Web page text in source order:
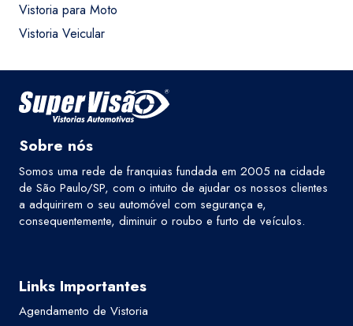
Vistoria para Moto
Vistoria Veicular
Sobre nós
Somos uma rede de franquias fundada em 2005 na cidade
de São Paulo/SP, com o intuito de ajudar os nossos clientes
a adquirirem o seu automóvel com segurança e,
consequentemente, diminuir o roubo e furto de veículos.
Links Importantes
Agendamento de Vistoria